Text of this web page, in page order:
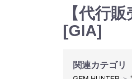
【代行
[GIA]
関連カテゴリ